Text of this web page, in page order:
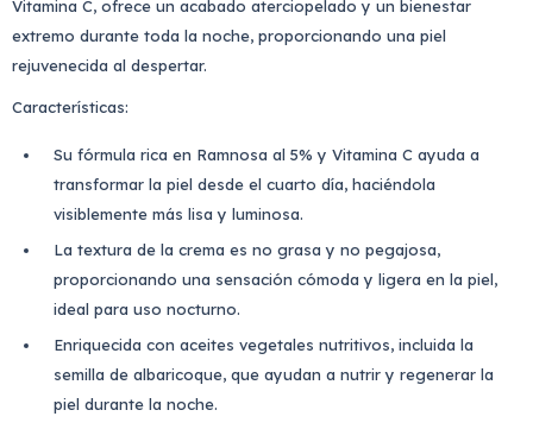
Vitamina C, ofrece un acabado aterciopelado y un bienestar
extremo durante toda la noche, proporcionando una piel
rejuvenecida al despertar.
Características:
Su fórmula rica en Ramnosa al 5% y Vitamina C ayuda a
transformar la piel desde el cuarto día, haciéndola
visiblemente más lisa y luminosa.
La textura de la crema es no grasa y no pegajosa,
proporcionando una sensación cómoda y ligera en la piel,
ideal para uso nocturno.
Enriquecida con aceites vegetales nutritivos, incluida la
semilla de albaricoque, que ayudan a nutrir y regenerar la
piel durante la noche.